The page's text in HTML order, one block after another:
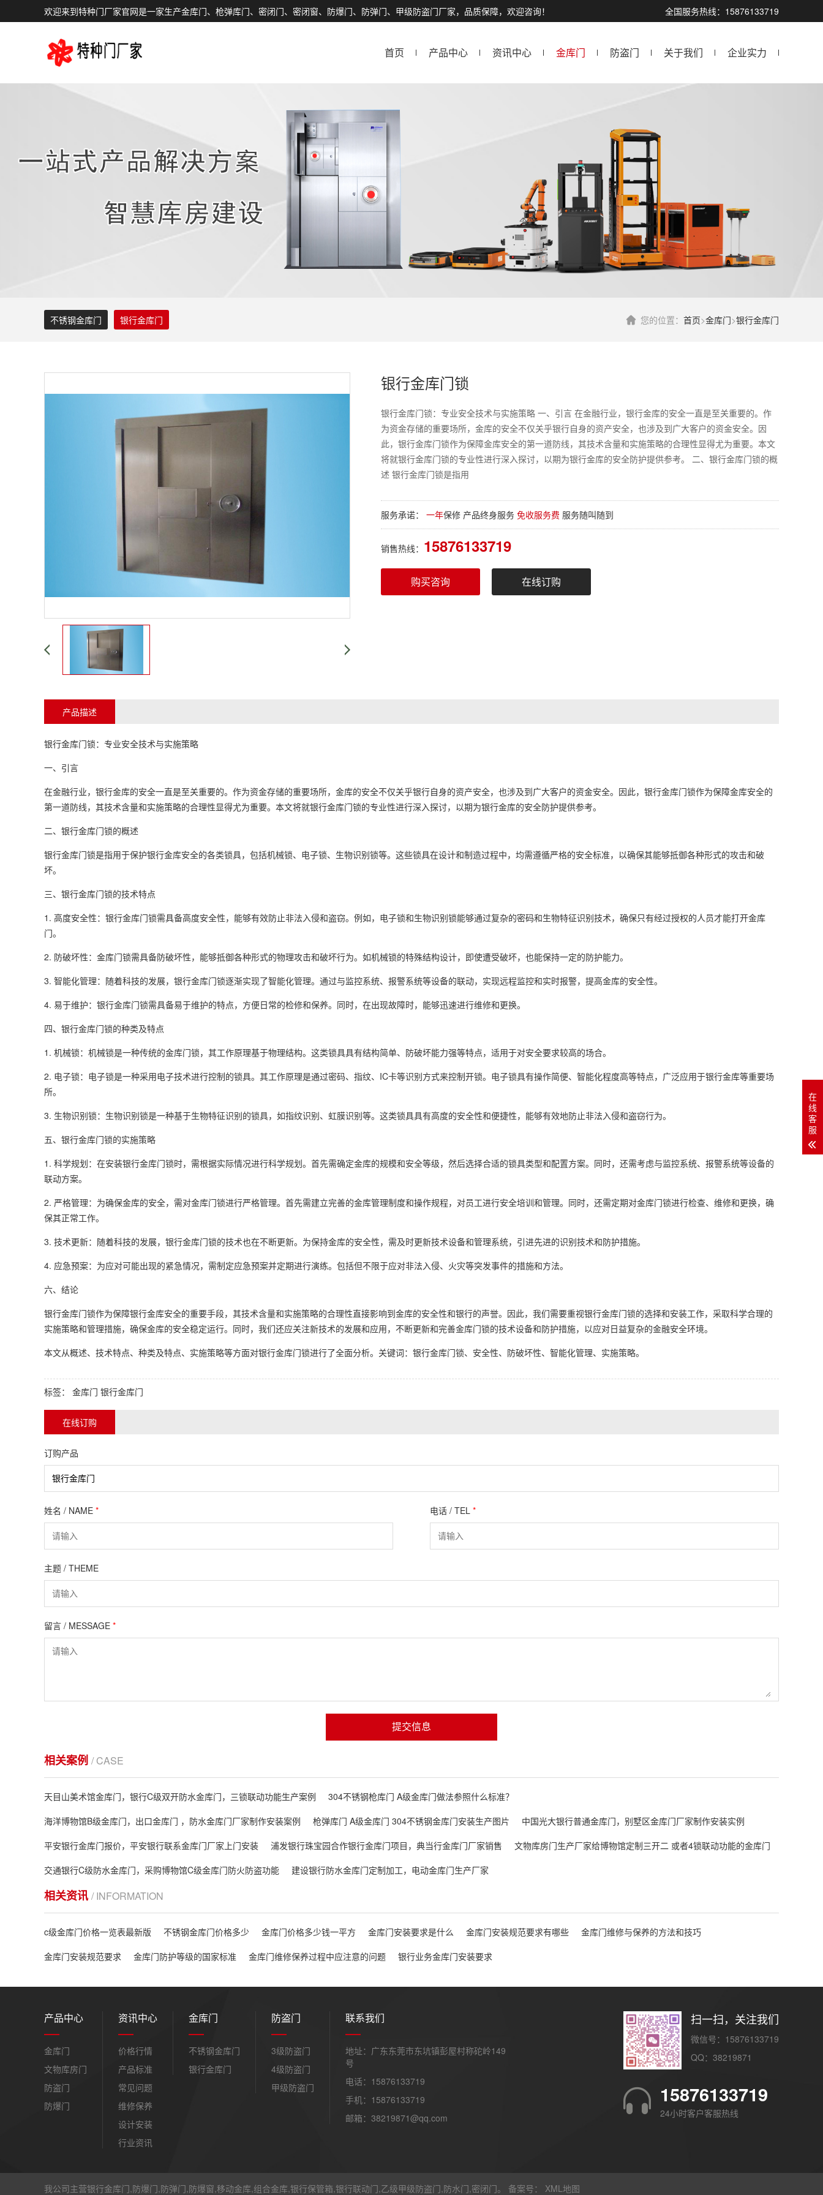
全国服务热线：15876133719
欢迎来到特种门厂家官网是一家生产金库门、枪弹库门、密闭门、密闭窗、防爆门、防弹门、甲级防盗门厂家，品质保障，欢迎咨询！
首页 产品中心 资讯中心 金库门 防盗门 关于我们 企业实力
您的位置： 首页>金库门>银行金库门
不锈钢金库门 银行金库门
银行金库门锁
银行金库门锁：专业安全技术与实施策略 一、引言 在金融行业，银行金库的安全一直是至关重要的。作
为资金存储的重要场所，金库的安全不仅关乎银行自身的资产安全，也涉及到广大客户的资金安全。因
此，银行金库门锁作为保障金库安全的第一道防线，其技术含量和实施策略的合理性显得尤为重要。本文
将就银行金库门锁的专业性进行深入探讨，以期为银行金库的安全防护提供参考。 二、银行金库门锁的概
述 银行金库门锁是指用
服务承诺： 一年保修 产品终身服务 免收服务费 服务随叫随到
销售热线： 15876133719
购买咨询 在线订购
产品描述
银行金库门锁：专业安全技术与实施策略
一、引言
在金融行业，银行金库的安全一直是至关重要的。作为资金存储的重要场所，金库的安全不仅关乎银行自身的资产安全，也涉及到广大客户的资金安全。因此，银行金库门锁作为保障金库安全的
第一道防线，其技术含量和实施策略的合理性显得尤为重要。本文将就银行金库门锁的专业性进行深入探讨，以期为银行金库的安全防护提供参考。
二、银行金库门锁的概述
银行金库门锁是指用于保护银行金库安全的各类锁具，包括机械锁、电子锁、生物识别锁等。这些锁具在设计和制造过程中，均需遵循严格的安全标准，以确保其能够抵御各种形式的攻击和破
坏。
三、银行金库门锁的技术特点
1. 高度安全性：银行金库门锁需具备高度安全性，能够有效防止非法入侵和盗窃。例如，电子锁和生物识别锁能够通过复杂的密码和生物特征识别技术，确保只有经过授权的人员才能打开金库
门。
2. 防破坏性：金库门锁需具备防破坏性，能够抵御各种形式的物理攻击和破坏行为。如机械锁的特殊结构设计，即使遭受破坏，也能保持一定的防护能力。
3. 智能化管理：随着科技的发展，银行金库门锁逐渐实现了智能化管理。通过与监控系统、报警系统等设备的联动，实现远程监控和实时报警，提高金库的安全性。
4. 易于维护：银行金库门锁需具备易于维护的特点，方便日常的检修和保养。同时，在出现故障时，能够迅速进行维修和更换。
四、银行金库门锁的种类及特点
1. 机械锁：机械锁是一种传统的金库门锁，其工作原理基于物理结构。这类锁具具有结构简单、防破坏能力强等特点，适用于对安全要求较高的场合。
2. 电子锁：电子锁是一种采用电子技术进行控制的锁具。其工作原理是通过密码、指纹、IC卡等识别方式来控制开锁。电子锁具有操作简便、智能化程度高等特点，广泛应用于银行金库等重要场
所。
3. 生物识别锁：生物识别锁是一种基于生物特征识别的锁具，如指纹识别、虹膜识别等。这类锁具具有高度的安全性和便捷性，能够有效地防止非法入侵和盗窃行为。
五、银行金库门锁的实施策略
1. 科学规划：在安装银行金库门锁时，需根据实际情况进行科学规划。首先需确定金库的规模和安全等级，然后选择合适的锁具类型和配置方案。同时，还需考虑与监控系统、报警系统等设备的
联动方案。
2. 严格管理：为确保金库的安全，需对金库门锁进行严格管理。首先需建立完善的金库管理制度和操作规程，对员工进行安全培训和管理。同时，还需定期对金库门锁进行检查、维修和更换，确
保其正常工作。
3. 技术更新：随着科技的发展，银行金库门锁的技术也在不断更新。为保持金库的安全性，需及时更新技术设备和管理系统，引进先进的识别技术和防护措施。
4. 应急预案：为应对可能出现的紧急情况，需制定应急预案并定期进行演练。包括但不限于应对非法入侵、火灾等突发事件的措施和方法。
六、结论
银行金库门锁作为保障银行金库安全的重要手段，其技术含量和实施策略的合理性直接影响到金库的安全性和银行的声誉。因此，我们需要重视银行金库门锁的选择和安装工作，采取科学合理的
实施策略和管理措施，确保金库的安全稳定运行。同时，我们还应关注新技术的发展和应用，不断更新和完善金库门锁的技术设备和防护措施，以应对日益复杂的金融安全环境。
本文从概述、技术特点、种类及特点、实施策略等方面对银行金库门锁进行了全面分析。关键词：银行金库门锁、安全性、防破坏性、智能化管理、实施策略。
标签： 金库门 银行金库门
在线订购
订购产品
姓名 / NAME * 电话 / TEL *
主题 / THEME
留言 / MESSAGE *
提交信息
相关案例 / CASE
天目山美术馆金库门，银行C级双开防水金库门，三锁联动功能生产案例
304不锈钢枪库门 A级金库门做法参照什么标准？
海洋博物馆B级金库门，出口金库门 ，防水金库门厂家制作安装案例
枪弹库门 A级金库门 304不锈钢金库门安装生产图片
中国光大银行普通金库门，别墅区金库门厂家制作安装实例
平安银行金库门报价，平安银行联系金库门厂家上门安装
浦发银行珠宝园合作银行金库门项目，典当行金库门厂家销售
文物库房门生产厂家给博物馆定制三开二 或者4锁联动功能的金库门
交通银行C级防水金库门，采购博物馆C级金库门防火防盗功能
建设银行防水金库门定制加工，电动金库门生产厂家
相关资讯 / INFORMATION
c级金库门价格一览表最新版 不锈钢金库门价格多少 金库门价格多少钱一平方 金库门安装要求是什么 金库门安装规范要求有哪些
金库门维修与保养的方法和技巧
金库门安装规范要求
金库门防护等级的国家标准 金库门维修保养过程中应注意的问题 银行业务金库门安装要求
产品中心
金库门
文物库房门
防盗门
防爆门
资讯中心
价格行情
产品标准
常见问题
维修保养
设计安装
行业资讯
金库门
不锈钢金库门
银行金库门
防盗门
3级防盗门
4级防盗门
甲级防盗门
联系我们
地址：广东东莞市东坑镇彭屋村称砣岭149
号
电话：15876133719
手机：15876133719
邮箱：38219871@qq.com
扫一扫，关注我们
微信号：15876133719
QQ：38219871
15876133719
24小时客户客服热线
我公司主营银行金库门,防爆门,防弹门,防爆窗,移动金库,组合金库,银行保管箱,银行联动门,乙级甲级防盗门,防水门,密闭门。 备案号： XML地图
在
线
客
服